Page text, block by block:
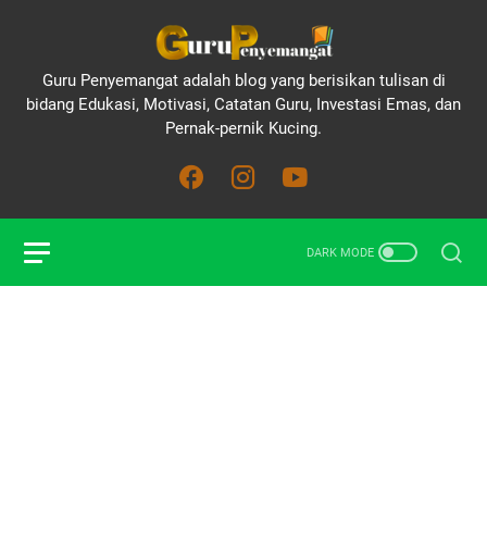
Guru Penyemangat adalah blog yang berisikan tulisan di
bidang Edukasi, Motivasi, Catatan Guru, Investasi Emas, dan
Pernak-pernik Kucing.